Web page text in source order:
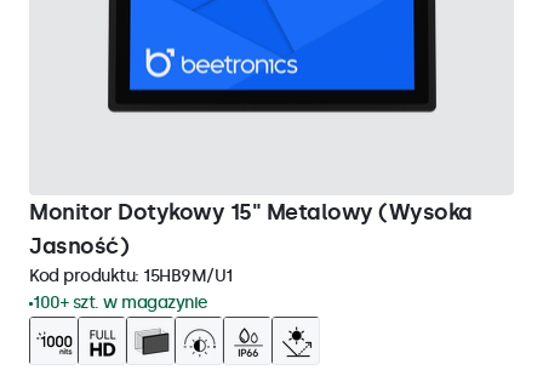
Monitor Dotykowy 15" Metalowy (Wysoka
Jasność)
Kod produktu: 15HB9M/U1
100+ szt. w magazynie